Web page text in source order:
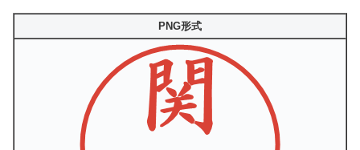
PNG形式